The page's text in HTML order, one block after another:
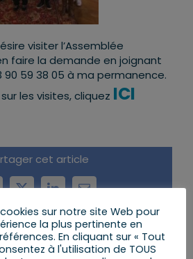
visiter l’Assemblée
faire la demande en joignant
90 59 38 05 à ma permanence.
les visites, cliquez ICI
cet article
sur notre site Web pour
la plus pertinente en
En cliquant sur « Tout
à l'utilisation de TOUS